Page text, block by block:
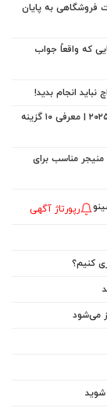
فروشگاهی به پایان
که واقعاً جواب
مناسب‌ترین کارت گرافیک برای بازی و گیمینگ در سال ۲۰۲۵ | معرفی ۱۰ گزینه
منیجر مناسب برای
رپورتاژ آگهی
می‌شود